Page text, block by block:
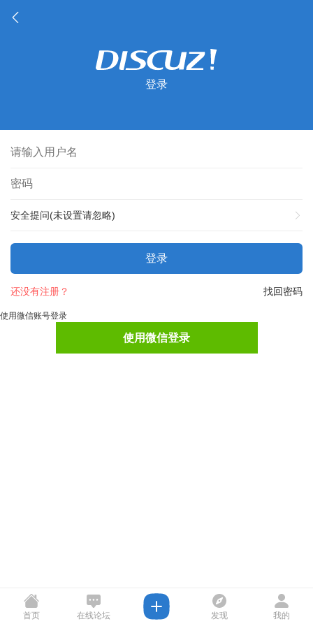
登录
安全提问(未设置请忽略)
登录
找回密码
还没有注册？
使用微信账号登录
使用微信登录
首页 在线论坛 发现 我的